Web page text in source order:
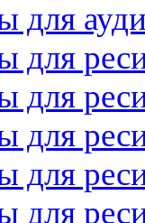
для
для
для
для
для
для